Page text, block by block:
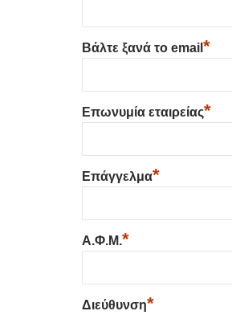
Βάλτε ξανά το email *
Επωνυμία εταιρείας*
Επάγγελμα*
Α.Φ.Μ.*
Διεύθυνση*